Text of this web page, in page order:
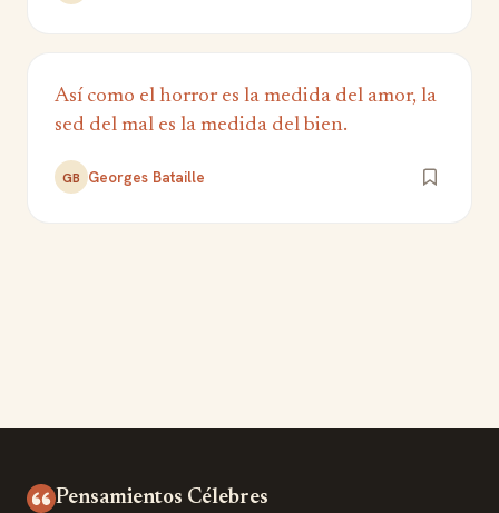
Así como el horror es la medida del amor, la
sed del mal es la medida del bien.
GB Georges Bataille
Pensamientos Célebres